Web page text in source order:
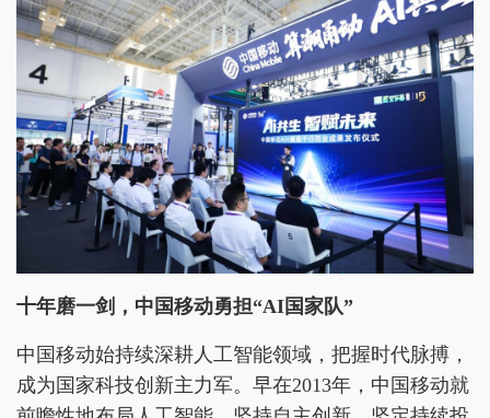
十年磨一剑， 中国移动勇担“AI国家队”
中国移动始持续深耕人工智能领域，把握时代脉搏，
成为国家科技创新主力军。早在2013年，中国移动就